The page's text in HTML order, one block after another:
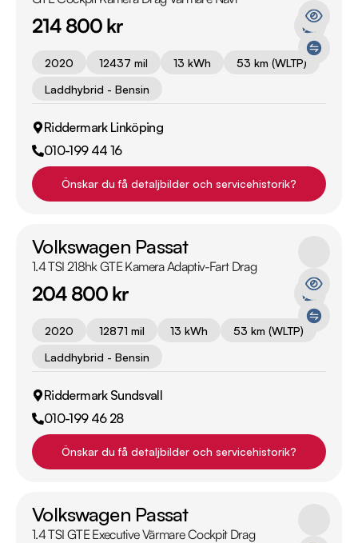
214 800 kr
2020 12437 mil 13 kWh
53 km (WLTP)
Laddhybrid - Bensin
Riddermark Linköping
010-199 44 16
Önskar du få detaljbilder och servicehistorik?
Volkswagen Passat
1.4 TSI 218hk GTE Kamera Adaptiv-Fart Drag
204 800 kr
2020 12871 mil 13 kWh
53 km (WLTP)
Laddhybrid - Bensin
Riddermark Sundsvall
010-199 46 28
Önskar du få detaljbilder och servicehistorik?
Volkswagen Passat
1.4 TSI GTE Executive Värmare Cockpit Drag